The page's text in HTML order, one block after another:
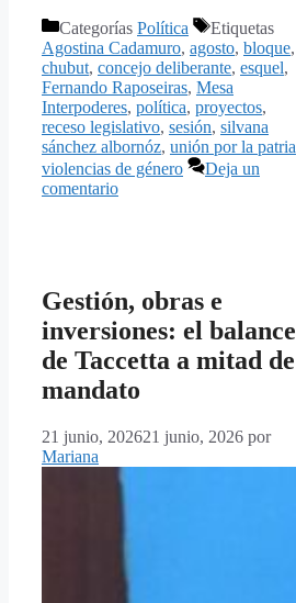
Categorías Política
Etiquetas
Agostina Cadamuro, agosto, bloque,
chubut, concejo deliberante, esquel,
Fernando Raposeiras, Mesa
Interpoderes, política, proyectos,
receso legislativo, sesión, silvana
sánchez albornóz, unión por la patria
violencias de género
Deja un
comentario
Gestión, obras e
inversiones: el balance
de Taccetta a mitad de
mandato
21 junio, 202621 junio, 2026 por
Mariana